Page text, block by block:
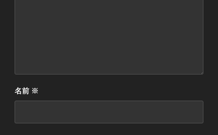
名前 ※